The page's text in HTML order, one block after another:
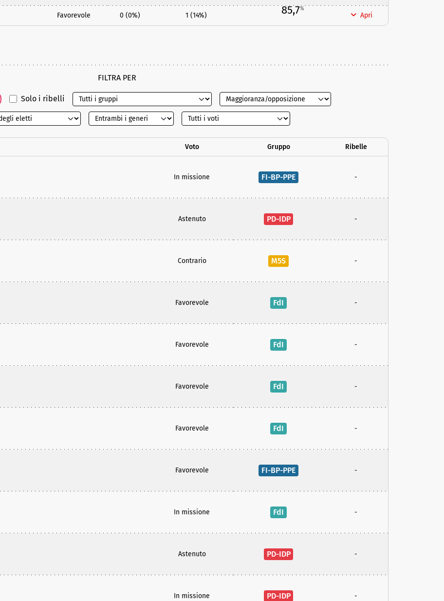
Favorevole 0 (0%) 1 (14%) 85,7%
Apri
FILTRA PER
Solo i ribelli
Voto Gruppo Ribelle
In missione FI-BP-PPE -
Astenuto PD-IDP -
Contrario M5S -
Favorevole FdI -
Favorevole FdI -
Favorevole FdI -
Favorevole FdI -
Favorevole FI-BP-PPE -
In missione FdI -
Astenuto PD-IDP -
In missione PD-IDP -